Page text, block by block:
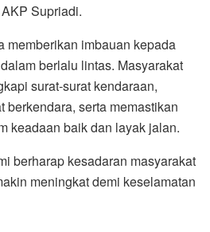
Supriadi.
memberikan imbauan kepada
berlalu lintas. Masyarakat
surat-surat kendaraan,
berkendara, serta memastikan
keadaan baik dan layak jalan.
berharap kesadaran masyarakat
meningkat demi keselamatan